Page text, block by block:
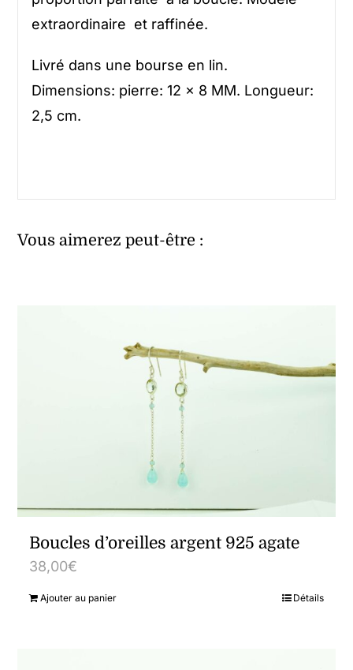
extraordinaire et raffinée.
Livré dans une bourse en lin.
Dimensions: pierre: 12 x 8 MM. Longueur:
2,5 cm.
Vous aimerez peut-être :
Boucles d’oreilles argent 925 agate
38,00€
Ajouter au panier Détails